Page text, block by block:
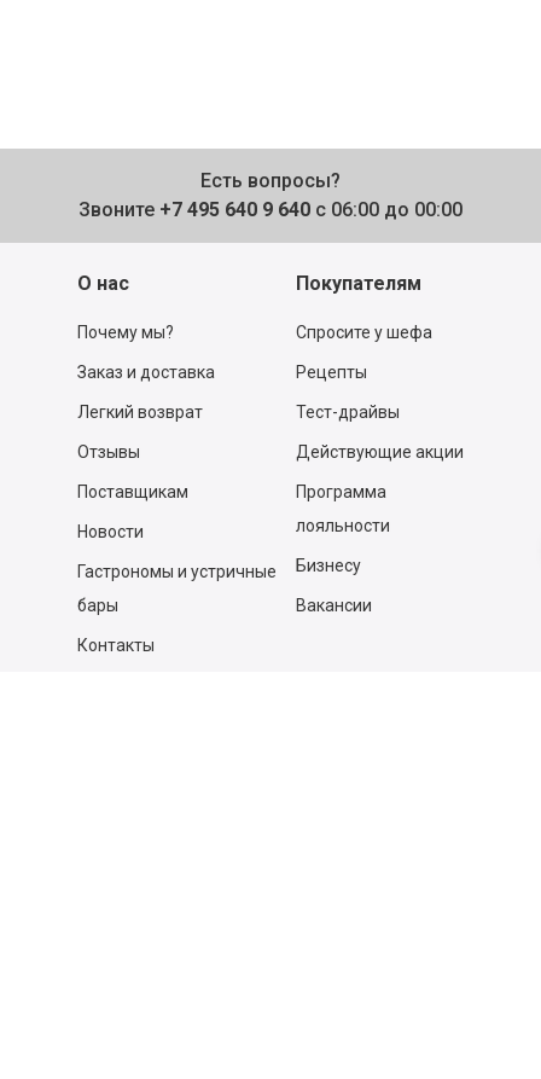
Есть вопросы?
Звоните +7 495 640 9 640 с 06:00 до 00:00
О нас
Почему мы?
Заказ и доставка
Легкий возврат
Отзывы
Поставщикам
Новости
Гастрономы и устричные
бары
Контакты
Покупателям
Спросите у шефа
Рецепты
Тест-драйвы
Действующие акции
Программа
лояльности
Бизнесу
Вакансии